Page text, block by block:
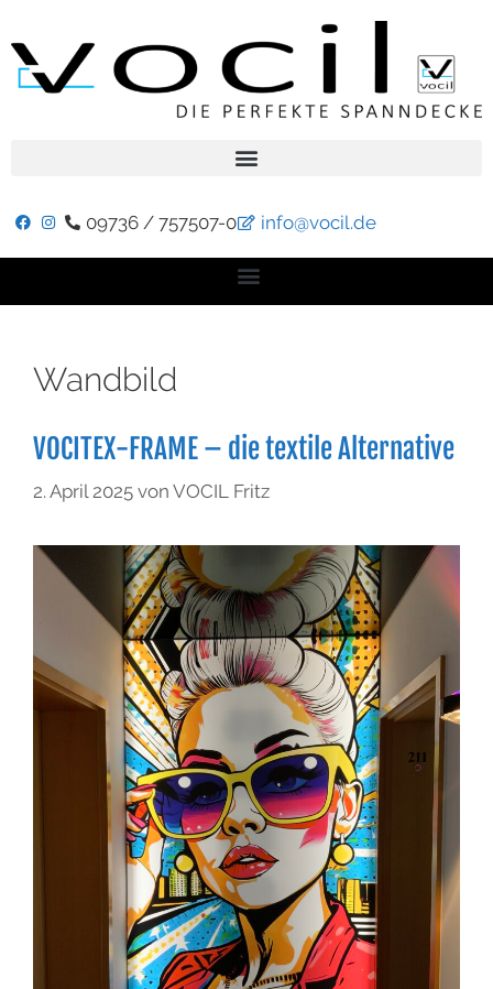
09736 / 757507-0 info@vocil.de
Wandbild
VOCITEX-FRAME – die textile Alternative
2. April 2025 von VOCIL Fritz